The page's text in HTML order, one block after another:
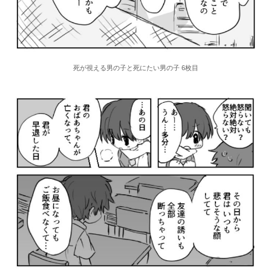
死が視える男の子と死にたい男の子 6枚目